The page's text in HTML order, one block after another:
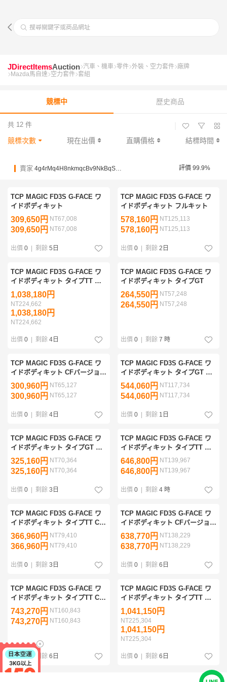
搜尋關鍵字或商品網址
JDirectItemsAuction 汽車、機車 零件 外裝、空力套件 廠牌
Mazda馬自達 空力套件 套組
競標中 歷史商品
共 12 件
競標次數 現在出價 直購價格 結標時間
賣家 4g4rMq4H8nkmqcBv9NkBqSmv4aMFA 評價 99.9%
TCP MAGIC FD3S G-FACE ワ
イドボディキット
309,650円 NT67,008
309,650円 NT67,008
出價 0 剩餘 5日
TCP MAGIC FD3S G-FACE ワ
イドボディキット フルキット
578,160円 NT125,113
578,160円 NT125,113
出價 0 剩餘 2日
TCP MAGIC FD3S G-FACE ワ
イドボディキット タイプTT バ
ージョン2 CFバージョン フルキ
ット
1,038,180円
NT224,662
1,038,180円
NT224,662
出價 0 剩餘 4日
TCP MAGIC FD3S G-FACE ワ
イドボディキット タイプGT
264,550円 NT57,248
264,550円 NT57,248
出價 0 剩餘 7 時
TCP MAGIC FD3S G-FACE ワ
イドボディキット CFバージョ
ン
300,960円 NT65,127
300,960円 NT65,127
出價 0 剩餘 4日
TCP MAGIC FD3S G-FACE ワ
イドボディキット タイプGT フ
ルキット
544,060円 NT117,734
544,060円 NT117,734
出價 0 剩餘 1日
TCP MAGIC FD3S G-FACE ワ
イドボディキット タイプGT CF
バージョン
325,160円 NT70,364
325,160円 NT70,364
出價 0 剩餘 3日
TCP MAGIC FD3S G-FACE ワ
イドボディキット タイプTT フ
ルキット
646,800円 NT139,967
646,800円 NT139,967
出價 0 剩餘 4 時
TCP MAGIC FD3S G-FACE ワ
イドボディキット タイプTT CF
バージョン
366,960円 NT79,410
366,960円 NT79,410
出價 0 剩餘 3日
TCP MAGIC FD3S G-FACE ワ
イドボディキット CFバージョ
ン フルキット
638,770円 NT138,229
638,770円 NT138,229
出價 0 剩餘 6日
TCP MAGIC FD3S G-FACE ワ
イドボディキット タイプTT CF
バージョン フルキット
743,270円 NT160,843
743,270円 NT160,843
出價0 |剩餘 6日
TCP MAGIC FD3S G-FACE ワ
イドボディキット タイプTT バ
ージョン2 フルキット
1,041,150円
NT225,304
1,041,150円
NT225,304
出價 0 剩餘 6日